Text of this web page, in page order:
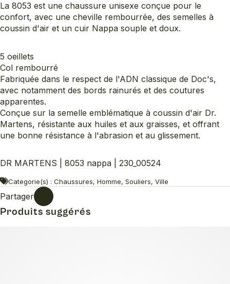
La 8053 est une chaussure unisexe conçue pour le
confort, avec une cheville rembourrée, des semelles à
coussin d'air et un cuir Nappa souple et doux.
5 oeillets
Col rembourré
Fabriquée dans le respect de l'ADN classique de Doc's,
avec notamment des bords rainurés et des coutures
apparentes.
Conçue sur la semelle emblématique à coussin d'air Dr.
Martens, résistante aux huiles et aux graisses, et offrant
une bonne résistance à l'abrasion et au glissement.
DR MARTENS | 8053 nappa | 230_00524
Categorie(s) : Chaussures, Homme, Souliers, Ville
Partager
Produits suggérés